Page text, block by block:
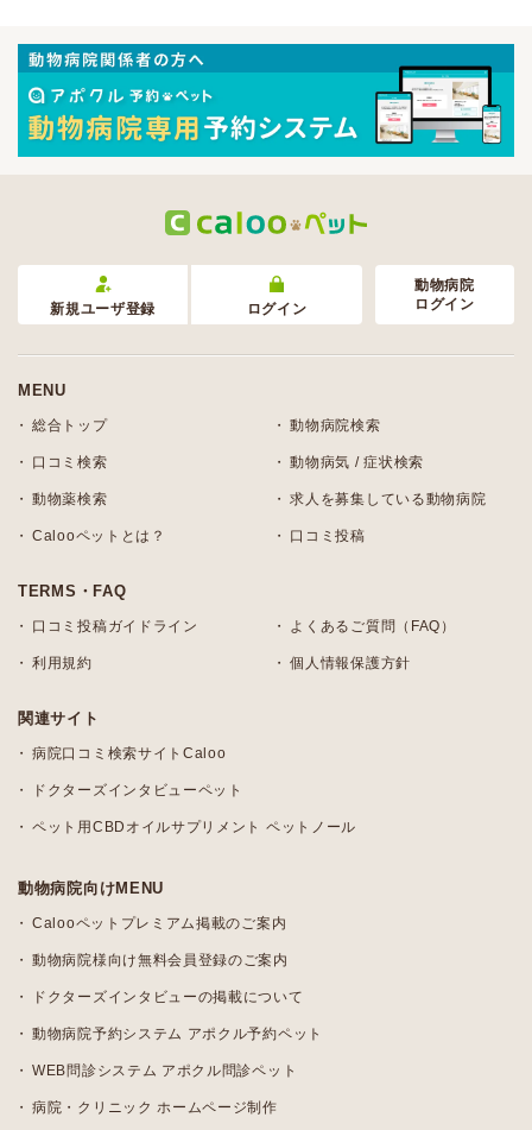
新規ユーザ登録 ログイン
動物病院
ログイン
MENU
総合トップ 動物病院検索
口コミ検索 動物病気 / 症状検索
動物薬検索 求人を募集している動物病院
Calooペットとは？ 口コミ投稿
TERMS・FAQ
口コミ投稿ガイドライン よくあるご質問（FAQ）
利用規約 個人情報保護方針
関連サイト
病院口コミ検索サイトCaloo
ドクターズインタビューペット
ペット用CBDオイルサプリメント ペットノール
動物病院向けMENU
Calooペットプレミアム掲載のご案内
動物病院様向け無料会員登録のご案内
ドクターズインタビューの掲載について
動物病院予約システム アポクル予約ペット
WEB問診システム アポクル問診ペット
病院・クリニック ホームページ制作